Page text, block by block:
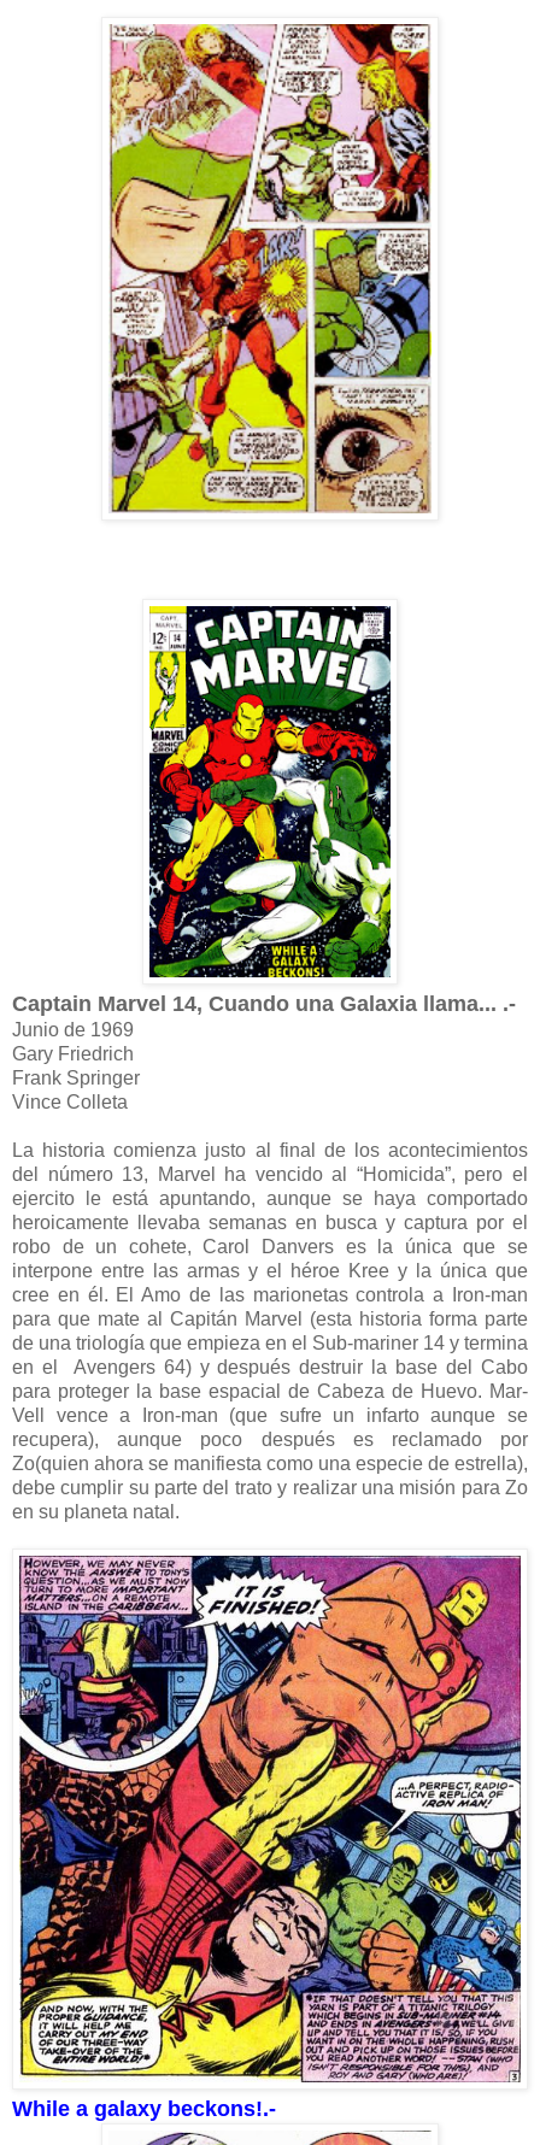
Captain Marvel 14, Cuando una Galaxia llama... .-
Junio de 1969
Gary Friedrich
Frank Springer
Vince Colleta
La historia comienza justo al final de los acontecimientos
del número 13, Marvel ha vencido al “Homicida”, pero el
ejercito le está apuntando, aunque se haya comportado
heroicamente llevaba semanas en busca y captura por el
robo de un cohete, Carol Danvers es la única que se
interpone entre las armas y el héroe Kree y la única que
cree en él. El Amo de las marionetas controla a Iron-man
para que mate al Capitán Marvel (esta historia forma parte
de una triología que empieza en el Sub-mariner 14 y termina
en el Avengers 64) y después destruir la base del Cabo
para proteger la base espacial de Cabeza de Huevo. Mar-
Vell vence a Iron-man (que sufre un infarto aunque se
recupera), aunque poco después es reclamado por
Zo(quien ahora se manifiesta como una especie de estrella),
debe cumplir su parte del trato y realizar una misión para Zo
en su planeta natal.
While a galaxy beckons!.-